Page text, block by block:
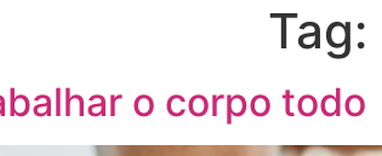
Tag:
o corpo todo